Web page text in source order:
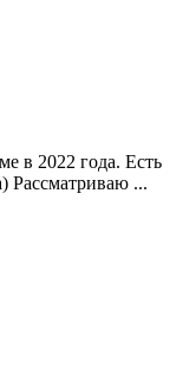
в 2022 года. Есть
Рассматриваю ...